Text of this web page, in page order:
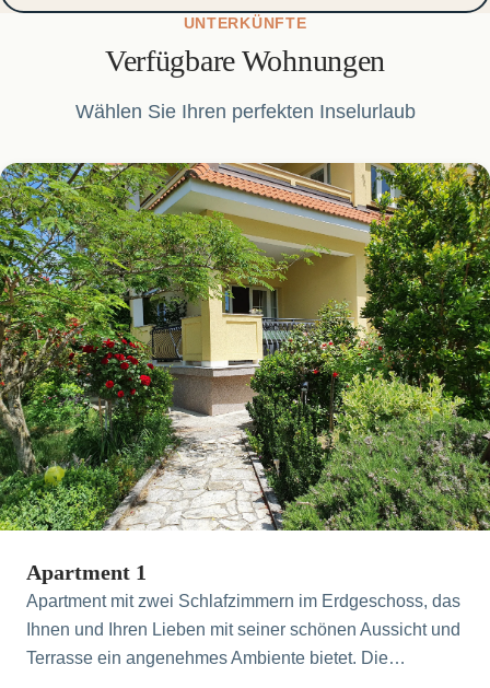
UNTERKÜNFTE
Verfügbare Wohnungen
Wählen Sie Ihren perfekten Inselurlaub
Apartment 1
Apartment mit zwei Schlafzimmern im Erdgeschoss, das
Ihnen und Ihren Lieben mit seiner schönen Aussicht und
Terrasse ein angenehmes Ambiente bietet. Die